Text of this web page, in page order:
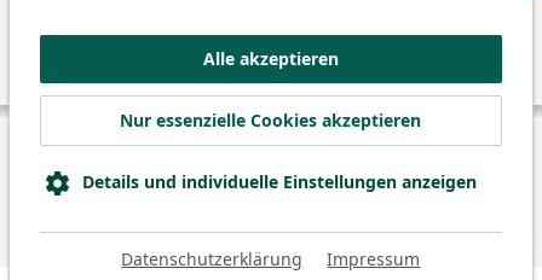
Datenschutz
Impressum
Barrierefreiheitserklärung
Alle akzeptieren
Nur essenzielle Cookies akzeptieren
Details und individuelle Einstellungen anzeigen
Datenschutzerklärung Impressum